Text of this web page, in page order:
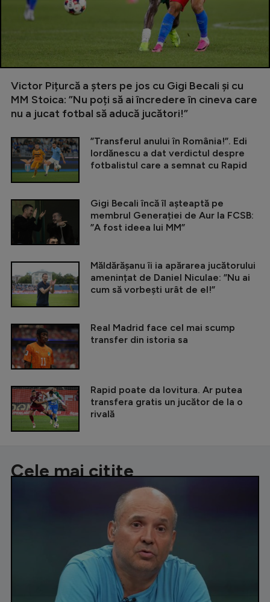
Victor Pițurcă a șters pe jos cu Gigi Becali și cu
MM Stoica: ”Nu poți să ai încredere în cineva care
nu a jucat fotbal să aducă jucători!”
”Transferul anului în România!”. Edi
Iordănescu a dat verdictul despre
fotbalistul care a semnat cu Rapid
Gigi Becali încă îl așteaptă pe
membrul Generației de Aur la FCSB:
”A fost ideea lui MM”
Măldărășanu îi ia apărarea jucătorului
amenințat de Daniel Niculae: ”Nu ai
cum să vorbești urât de el!”
Real Madrid face cel mai scump
transfer din istoria sa
Rapid poate da lovitura. Ar putea
transfera gratis un jucător de la o
rivală
Cele mai citite